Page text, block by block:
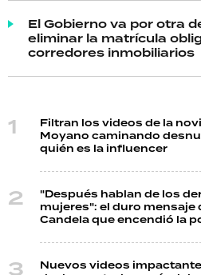
El Gobierno va por otra
eliminar la matrícula
corredores inmobiliarios
Filtran los videos de la
Moyano caminando
quién es la influencer
"Después hablan de los
mujeres": el duro mensaje
Candela que encendió la
Nuevos videos